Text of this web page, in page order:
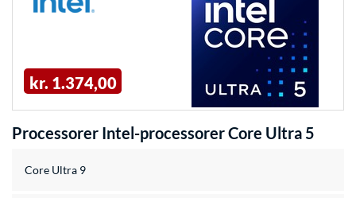
kr. 1.374,00
Processorer Intel-processorer Core Ultra 5
Core Ultra 9